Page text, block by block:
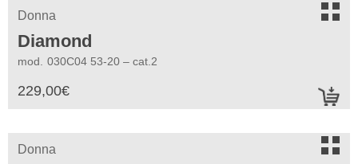
Donna
Diamond
mod. 030C04 53-20 – cat.2
229,00€
s
a
Donna s